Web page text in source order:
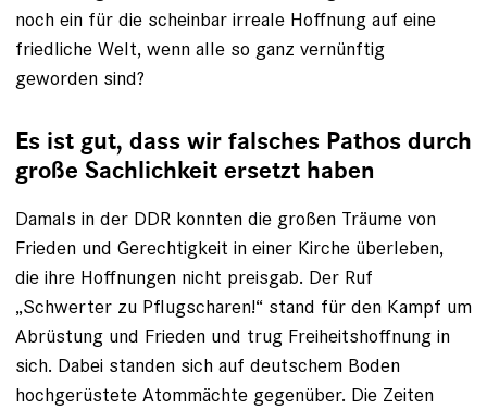
noch ein für die scheinbar irreale Hoffnung auf eine
friedliche Welt, wenn alle so ganz vernünftig
geworden sind?
Es ist gut, dass wir falsches Pathos durch
große Sachlichkeit ersetzt haben
Damals in der DDR konnten die großen Träume von
Frieden und Gerechtigkeit in einer Kirche überleben,
die ihre Hoffnungen nicht preisgab. Der Ruf
„Schwerter zu Pflugscharen!“ stand für den Kampf um
Abrüstung und Frieden und trug Freiheitshoffnung in
sich. Dabei standen sich auf deutschem Boden
hochgerüstete Atommächte gegenüber. Die Zeiten